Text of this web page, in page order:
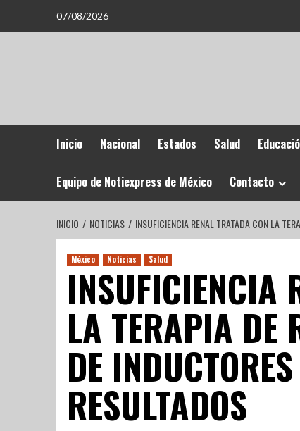
07/08/2026
Inicio Nacional Estados Salud
Equipo de Notiexpress de México Contacto
INICIO NOTICIAS INSUFICIENCIA RENAL TRATADA CON LA
México Noticias Salud
INSUFICIENCIA
LA TERAPIA DE
DE
RESULTADOS